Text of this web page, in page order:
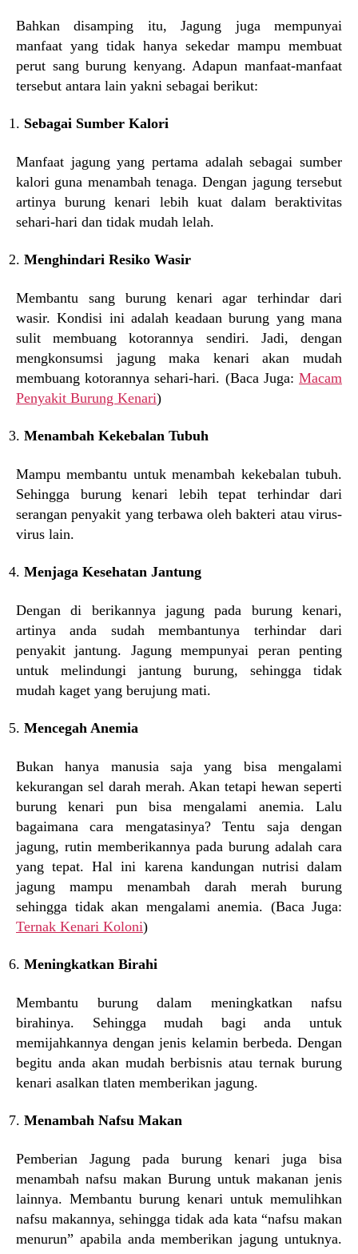
Bahkan disamping itu, Jagung juga mempunyai
manfaat yang tidak hanya sekedar mampu membuat
perut sang burung kenyang. Adapun manfaat-manfaat
tersebut antara lain yakni sebagai berikut:
Sebagai Sumber Kalori
Manfaat jagung yang pertama adalah sebagai sumber
kalori guna menambah tenaga. Dengan jagung tersebut
artinya burung kenari lebih kuat dalam beraktivitas
sehari-hari dan tidak mudah lelah.
Menghindari Resiko Wasir
Membantu sang burung kenari agar terhindar dari
wasir. Kondisi ini adalah keadaan burung yang mana
sulit membuang kotorannya sendiri. Jadi, dengan
mengkonsumsi jagung maka kenari akan mudah
membuang kotorannya sehari-hari. (Baca Juga: Macam
Penyakit Burung Kenari)
Menambah Kekebalan Tubuh
Mampu membantu untuk menambah kekebalan tubuh.
Sehingga burung kenari lebih tepat terhindar dari
serangan penyakit yang terbawa oleh bakteri atau virus-
virus lain.
Menjaga Kesehatan Jantung
Dengan di berikannya jagung pada burung kenari,
artinya anda sudah membantunya terhindar dari
penyakit jantung. Jagung mempunyai peran penting
untuk melindungi jantung burung, sehingga tidak
mudah kaget yang berujung mati.
Mencegah Anemia
Bukan hanya manusia saja yang bisa mengalami
kekurangan sel darah merah. Akan tetapi hewan seperti
burung kenari pun bisa mengalami anemia. Lalu
bagaimana cara mengatasinya? Tentu saja dengan
jagung, rutin memberikannya pada burung adalah cara
yang tepat. Hal ini karena kandungan nutrisi dalam
jagung mampu menambah darah merah burung
sehingga tidak akan mengalami anemia. (Baca Juga:
Ternak Kenari Koloni)
Meningkatkan Birahi
Membantu burung dalam meningkatkan nafsu
birahinya. Sehingga mudah bagi anda untuk
memijahkannya dengan jenis kelamin berbeda. Dengan
begitu anda akan mudah berbisnis atau ternak burung
kenari asalkan tlaten memberikan jagung.
Menambah Nafsu Makan
Pemberian Jagung pada burung kenari juga bisa
menambah nafsu makan Burung untuk makanan jenis
lainnya. Membantu burung kenari untuk memulihkan
nafsu makannya, sehingga tidak ada kata “nafsu makan
menurun” apabila anda memberikan jagung untuknya.